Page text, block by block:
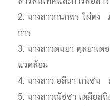
2. นางสาวกนกพร ไผ่ตง
การ
3. นางสาวดนยา ตุลยาเ
แวดล้อม
4. นางสาว อลีนา เก่งชน
5. นางสาวณัชชา เตมีย